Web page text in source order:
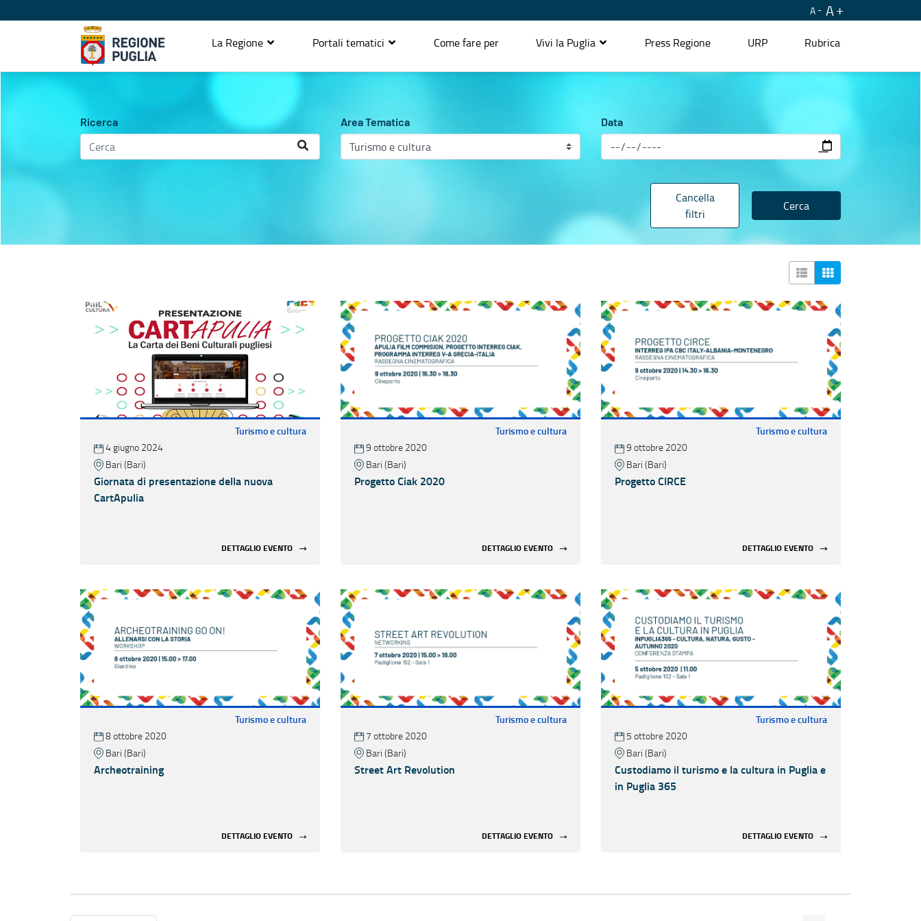
A A
La Regione Portali tematici Come fare per Vivi la Puglia Press Regione URP Rubrica
Agenda istituzionale
Ricerca Area Tematica Data
Cancella
filtri
Cerca
Turismo e cultura
4 giugno 2024
Bari (Bari)
Giornata di presentazione della nuova
CartApulia
DETTAGLIO EVENTO
Turismo e cultura
9 ottobre 2020
Bari (Bari)
Progetto Ciak 2020
DETTAGLIO EVENTO
Turismo e cultura
9 ottobre 2020
Bari (Bari)
Progetto CIRCE
DETTAGLIO EVENTO
Turismo e cultura
8 ottobre 2020
Bari (Bari)
Archeotraining
DETTAGLIO EVENTO
Turismo e cultura
7 ottobre 2020
Bari (Bari)
Street Art Revolution
DETTAGLIO EVENTO
Turismo e cultura
5 ottobre 2020
Bari (Bari)
Custodiamo il turismo e la cultura in Puglia e
in Puglia 365
DETTAGLIO EVENTO